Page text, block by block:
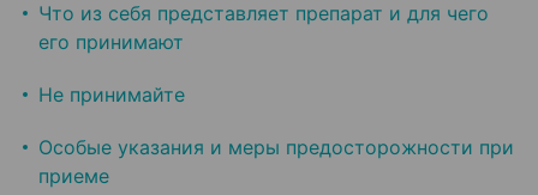
Что из себя представляет препарат и для чего
его принимают
Не принимайте
Особые указания и меры предосторожности при
приеме